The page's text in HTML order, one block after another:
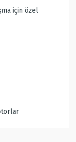
için özel